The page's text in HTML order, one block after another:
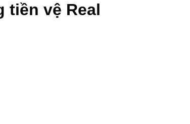
tiền vệ Real